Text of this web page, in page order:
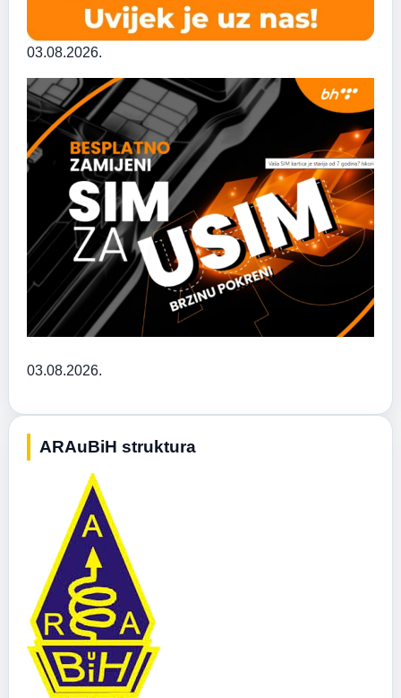
03.08.2026.
03.08.2026.
ARAuBiH struktura